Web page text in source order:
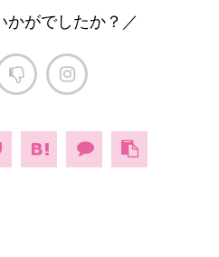
かがでしたか？／